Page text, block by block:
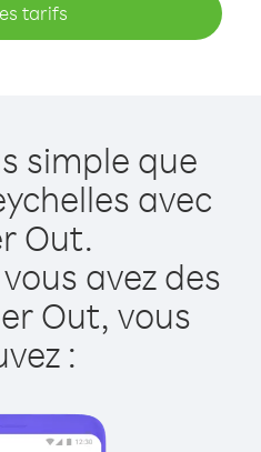
tarifs
simple que
avec
Out.
avez des
Out, vous
: